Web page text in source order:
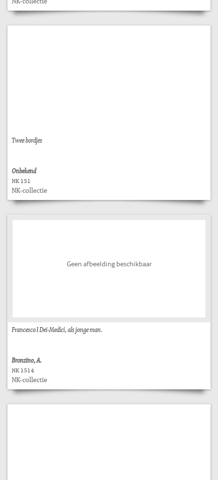
Twee bordjes
Onbekend
NK 151
NK-collectie
Geen afbeelding beschikbaar
Francesco I Dei-Medici, als jonge man.
Bronzino, A.
NK 1514
NK-collectie